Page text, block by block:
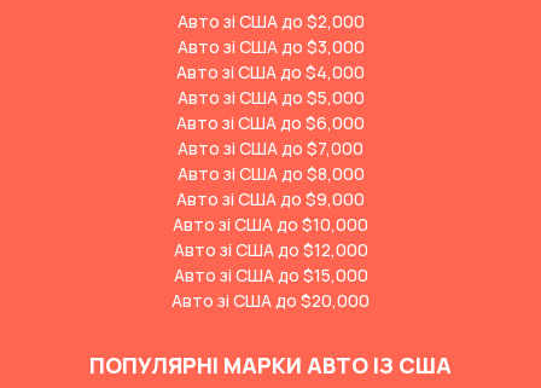
Авто зі США до $2,000
Авто зі США до $3,000
Авто зі США до $4,000
Авто зі США до $5,000
Авто зі США до $6,000
Авто зі США до $7,000
Авто зі США до $8,000
Авто зі США до $9,000
Авто зі США до $10,000
Авто зі США до $12,000
Авто зі США до $15,000
Авто зі США до $20,000
ПОПУЛЯРНІ МАРКИ АВТО ІЗ США